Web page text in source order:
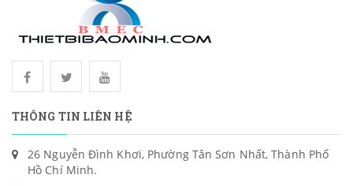
THÔNG TIN LIÊN HỆ
26 Nguyễn Đình Khơi, Phường Tân Sơn Nhất, Thành Phố
Hồ Chí Minh.